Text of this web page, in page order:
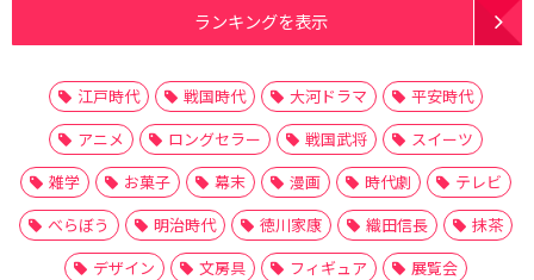
ランキングを表示
江戸時代 戦国時代 大河ドラマ
平安時代
アニメ
ロングセラー 戦国武将
スイーツ
雑学
お菓子 幕末 漫画 時代劇
テレビ
べらぼう
明治時代 徳川家康 織田信長
抹茶
デザイン
文房具 フィギュア
展覧会